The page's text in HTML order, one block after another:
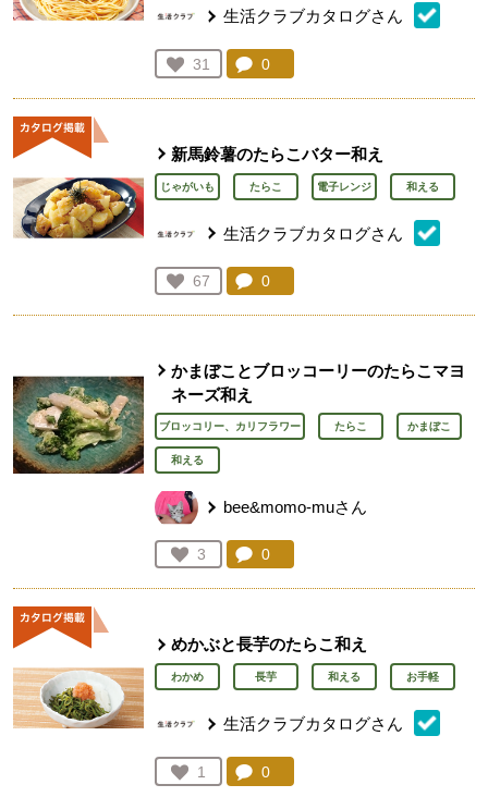
生活クラブカタログさん
お気に入り登録：
31
人が登録
コメント：
0
新馬鈴薯のたらこバター和え
じゃがいも たらこ 電子レンジ 和える
生活クラブカタログさん
お気に入り登録：
67
人が登録
コメント：
0
かまぼことブロッコーリーのたらこマヨ
ネーズ和え
ブロッコリー、カリフラワー たらこ かまぼこ
和える
bee&momo-muさん
お気に入り登録：
3
人が登録
コメント：
0
めかぶと長芋のたらこ和え
わかめ 長芋 和える お手軽
生活クラブカタログさん
お気に入り登録：
1
人が登録
コメント：
0